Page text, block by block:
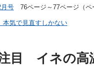
号 76ページ～77ページ（ペ
気で見直すしかない
目 イネの高